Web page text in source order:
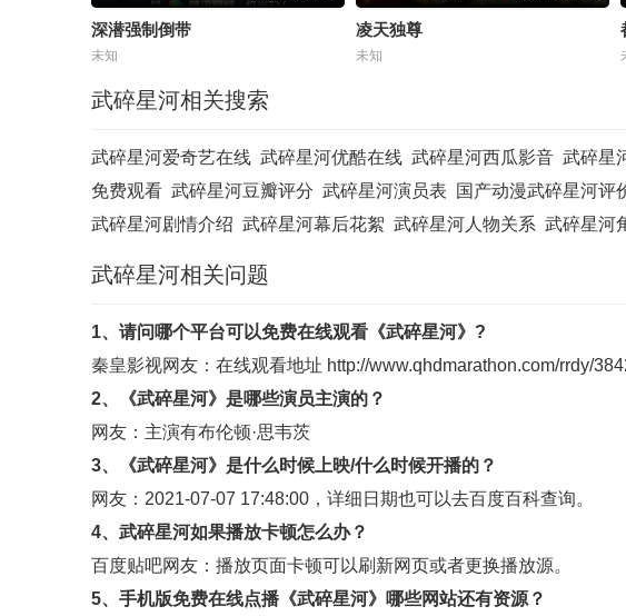
深潜强制倒带
未知
凌天独尊
未知
武碎星河相关搜索
武碎星河爱奇艺在线 武碎星河优酷在线 武碎星河西瓜影音 武碎星
免费观看 武碎星河豆瓣评分 武碎星河演员表 国产动漫武碎星河评
武碎星河剧情介绍 武碎星河幕后花絮 武碎星河人物关系 武碎星河
武碎星河相关问题
1、请问哪个平台可以免费在线观看《武碎星河》?
秦皇影视网友：在线观看地址 http://www.qhdmarathon.com/rrdy/
2、《武碎星河》是哪些演员主演的？
网友：主演有布伦顿·思韦茨
3、《武碎星河》是什么时候上映/什么时候开播的？
网友：2021-07-07 17:48:00，详细日期也可以去百度百科查询。
4、武碎星河如果播放卡顿怎么办？
百度贴吧网友：播放页面卡顿可以刷新网页或者更换播放源。
5、手机版免费在线点播《武碎星河》哪些网站还有资源？